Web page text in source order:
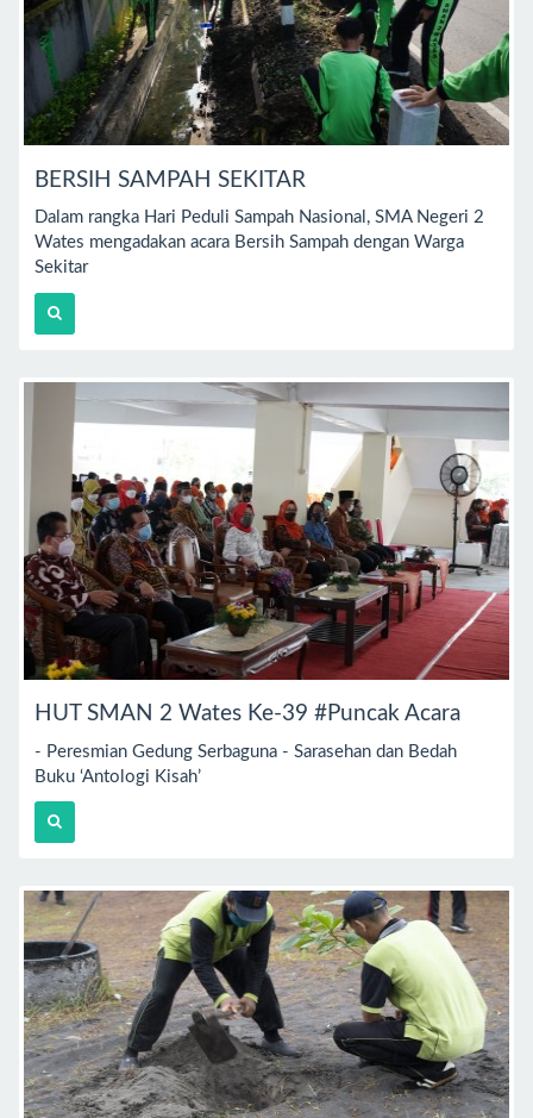
BERSIH SAMPAH SEKITAR
Dalam rangka Hari Peduli Sampah Nasional, SMA Negeri 2
Wates mengadakan acara Bersih Sampah dengan Warga
Sekitar
HUT SMAN 2 Wates Ke-39 #Puncak Acara
- Peresmian Gedung Serbaguna - Sarasehan dan Bedah
Buku ‘Antologi Kisah’